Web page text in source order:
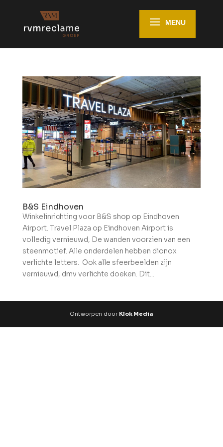
B&S Eindhoven
Winkelinrichting voor B&S shop op Eindhoven
Airport. Travel Plaza op Eindhoven Airport is
volledig vernieuwd, De wanden voorzien van een
steenmotief. Alle onderdelen hebben dionox
verlichte letters. Ook alle sfeerbeelden zijn
vernieuwd, dmv verlichte doeken. Dit...
Ontworpen door Klok Media